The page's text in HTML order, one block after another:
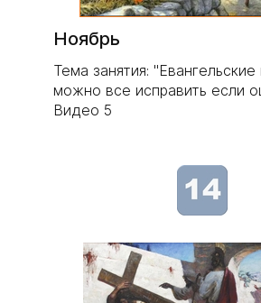
Ноябрь
Тема занятия: "Евангельские
можно все исправить если
Видео 5